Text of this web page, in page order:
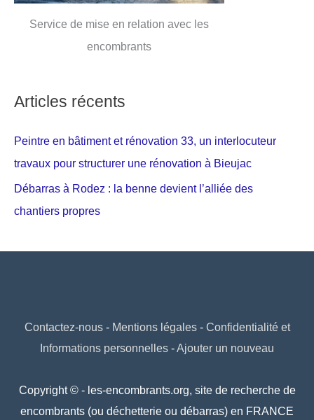
Service de mise en relation avec les
encombrants
Articles récents
Peintre en bâtiment et rénovation 33, un interlocuteur
travaux pour structurer une rénovation à Bieujac
Débarras à Rodez : la benne devient l’alliée des
chantiers propres
Contactez-nous- Mentions légales- Confidentialité et
Informations personnelles - Ajouter un nouveau
Copyright © - les-encombrants.org, site de recherche de
encombrants (ou déchetterie ou débarras) en FRANCE